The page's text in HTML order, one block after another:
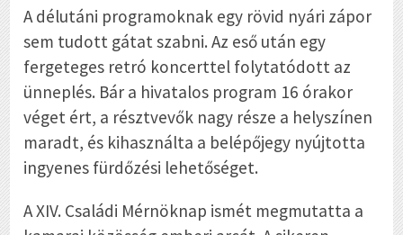
A délutáni programoknak egy rövid nyári zápor
sem tudott gátat szabni. Az eső után egy
fergeteges retró koncerttel folytatódott az
ünneplés. Bár a hivatalos program 16 órakor
véget ért, a résztvevők nagy része a helyszínen
maradt, és kihasználta a belépőjegy nyújtotta
ingyenes fürdőzési lehetőséget.
A XIV. Családi Mérnöknap ismét megmutatta a